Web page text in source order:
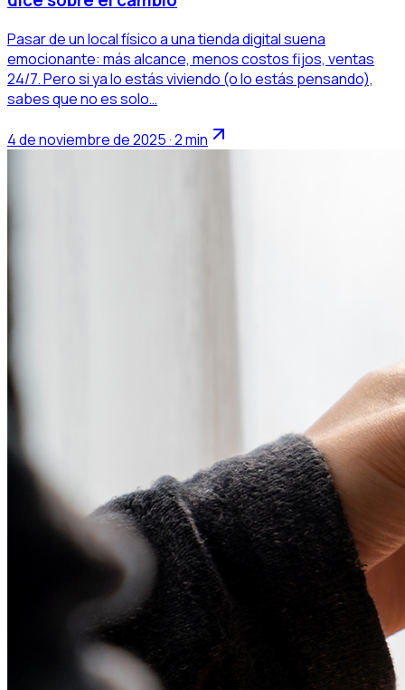
Pasar de un local físico a una tienda digital suena
emocionante: más alcance, menos costos fijos, ventas
24/7. Pero si ya lo estás viviendo (o lo estás pensando),
sabes que no es solo…
4 de noviembre de 2025 · 2 min